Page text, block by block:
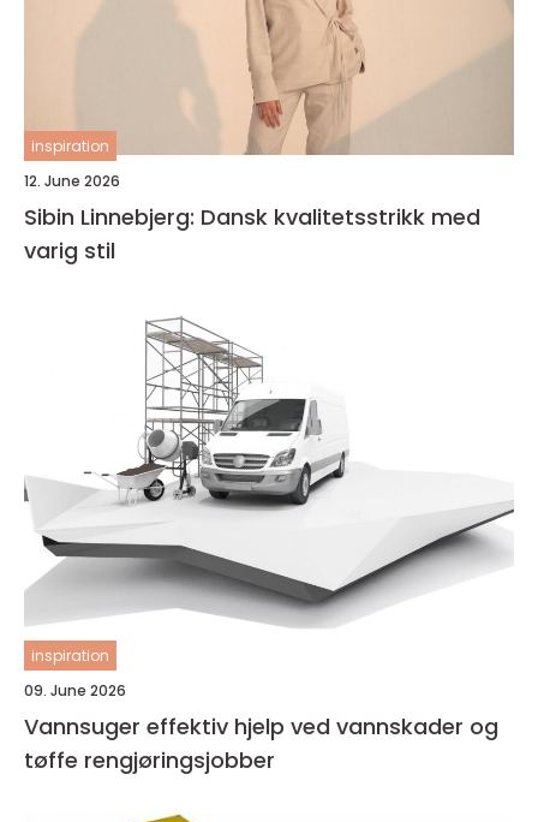
inspiration
12. June 2026
Sibin Linnebjerg: Dansk kvalitetsstrikk med
varig stil
inspiration
09. June 2026
Vannsuger effektiv hjelp ved vannskader og
tøffe rengjøringsjobber